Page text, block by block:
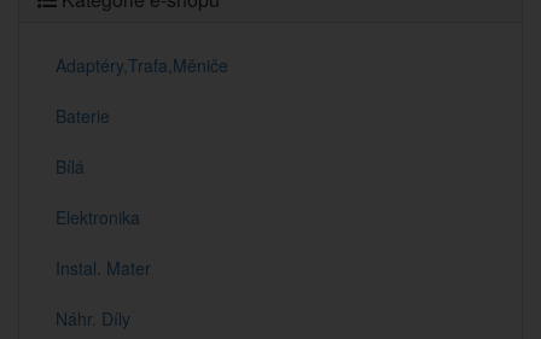
Adaptéry,Trafa,Měniče
Baterie
Bílá
Elektronika
Instal. Mater
Náhr. Díly